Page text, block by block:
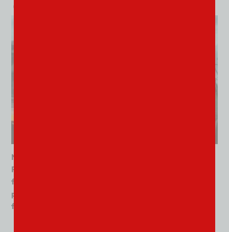
Natacha Lemaire, qui a créé un élevage de chèvres à
Pradinas, a été sélectionnée par l’association de
financement participatif La Cagnotte des Champs,
pour l’achat d’un atelier mobile de transformation
fromagère.